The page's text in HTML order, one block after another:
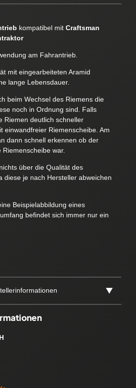
kompatibel mit Craftsman
am Fahrantrieb.
mit eingearbeiteten Aramid
lange Lebensdauer.
beim Wechsel des Riemens die
noch in Ordnung sind. Falls
Riemen deutlich schneller
einwandfreier Riemenscheibe. Am
dann schnell erkennen ob der
war.
über die Qualität des
diese je nach Hersteller abweichen
Beispielabbildung eines
befindet sich immer nur ein